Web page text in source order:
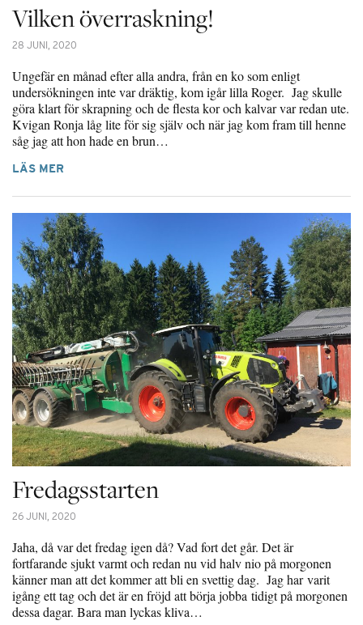
Vilken överraskning!
28 JUNI, 2020
Ungefär en månad efter alla andra, från en ko som enligt
undersökningen inte var dräktig, kom igår lilla Roger. Jag skulle
göra klart för skrapning och de flesta kor och kalvar var redan ute.
Kvigan Ronja låg lite för sig själv och när jag kom fram till henne
såg jag att hon hade en brun…
LÄS MER
Fredagsstarten
26 JUNI, 2020
Jaha, då var det fredag igen då? Vad fort det går. Det är
fortfarande sjukt varmt och redan nu vid halv nio på morgonen
känner man att det kommer att bli en svettig dag. Jag har varit
igång ett tag och det är en fröjd att börja jobba tidigt på morgonen
dessa dagar. Bara man lyckas kliva…